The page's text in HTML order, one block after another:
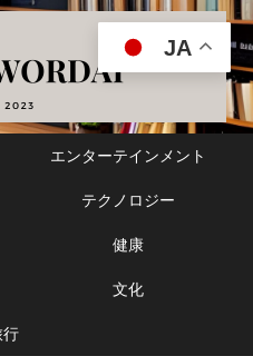
エンターテインメント
テクノロジー
健康
文化
行
JA